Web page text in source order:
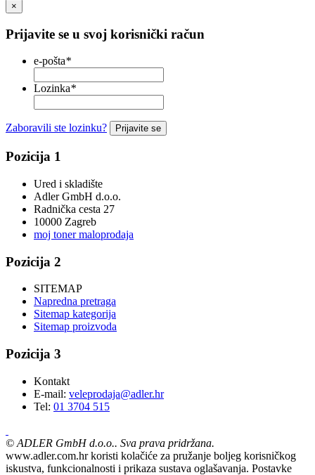
×
Prijavite se u svoj korisnički račun
e-pošta*
Lozinka*
Zaboravili ste lozinku? Prijavite se
Pozicija 1
Ured i skladište
Adler GmbH d.o.o.
Radnička cesta 27
10000 Zagreb
moj toner maloprodaja
Pozicija 2
SITEMAP
Napredna pretraga
Sitemap kategorija
Sitemap proizvoda
Pozicija 3
Kontakt
E-mail: veleprodaja@adler.hr
Tel: 01 3704 515
© ADLER GmbH d.o.o.. Sva prava pridržana.
www.adler.com.hr koristi kolačiće za pružanje boljeg korisničkog
iskustva, funkcionalnosti i prikaza sustava oglašavanja. Postavke